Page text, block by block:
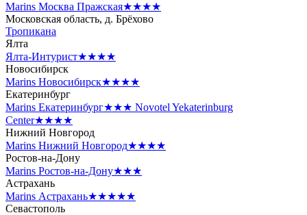
Marins Москва Пражская★★★★
Московская область, д. Брёхово
Тропикана
Ялта
Ялта-Интурист★★★★
Новосибирск
Marins Новосибирск★★★★
Екатеринбург
Marins Екатеринбург★★★ Novotel Yekaterinburg
Center★★★★
Нижний Новгород
Marins Нижний Новгород★★★★
Ростов-на-Дону
Marins Ростов-на-Дону★★★
Астрахань
Marins Астрахань★★★★★
Севастополь